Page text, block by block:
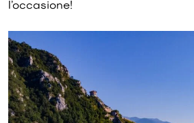
l’occasione!